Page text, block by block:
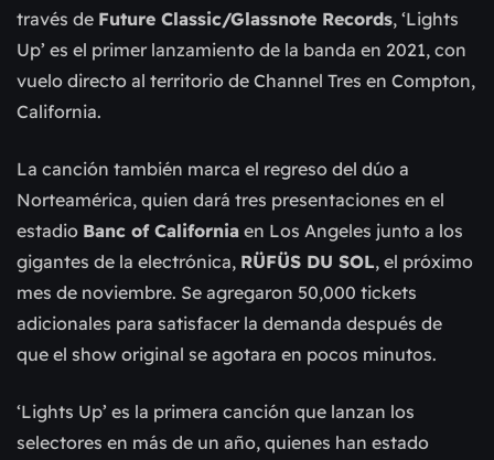
través de Future Classic/Glassnote Records, ‘Lights
Up’ es el primer lanzamiento de la banda en 2021, con
vuelo directo al territorio de Channel Tres en Compton,
California.
La canción también marca el regreso del dúo a
Norteamérica, quien dará tres presentaciones en el
estadio Banc of California en Los Angeles junto a los
gigantes de la electrónica, RÜFÜS DU SOL, el próximo
mes de noviembre. Se agregaron 50,000 tickets
adicionales para satisfacer la demanda después de
que el show original se agotara en pocos minutos.
‘Lights Up’ es la primera canción que lanzan los
selectores en más de un año, quienes han estado